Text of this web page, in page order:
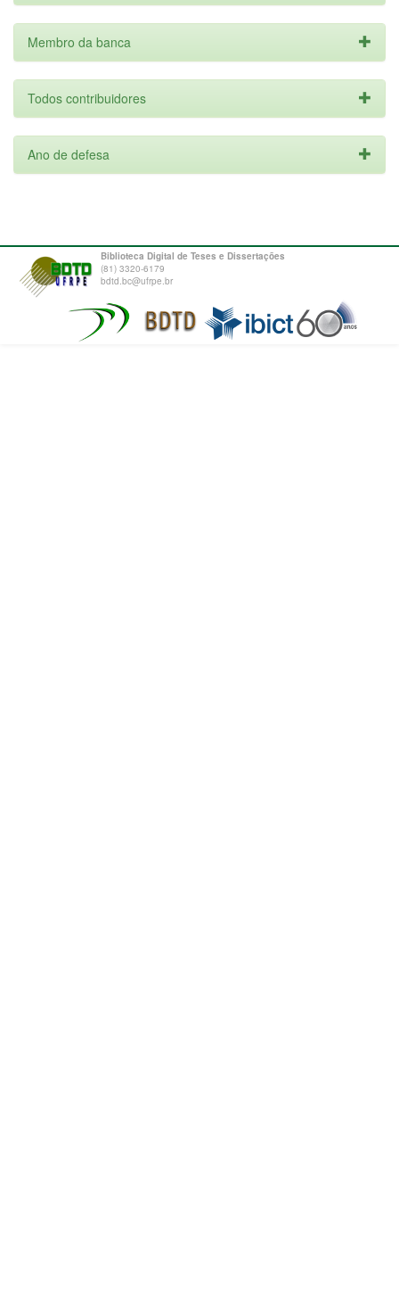
Membro da banca
Todos contribuidores
Ano de defesa
Biblioteca Digital de Teses e Dissertações
(81) 3320-6179
bdtd.bc@ufrpe.br